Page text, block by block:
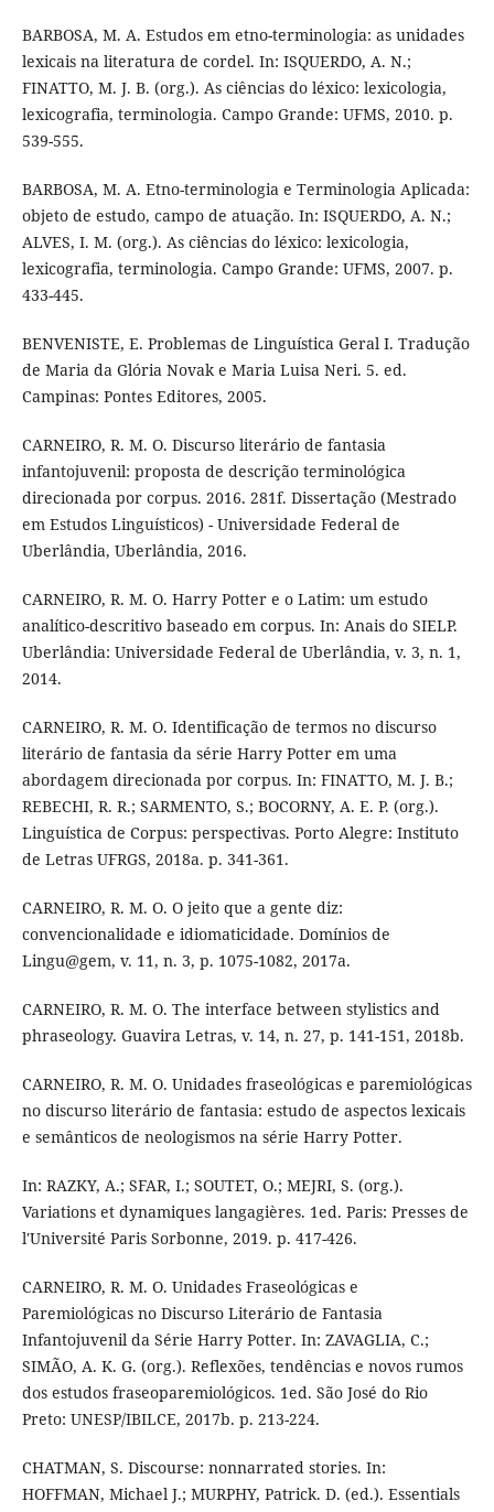
BARBOSA, M. A. Estudos em etno-terminologia: as unidades
lexicais na literatura de cordel. In: ISQUERDO, A. N.;
FINATTO, M. J. B. (org.). As ciências do léxico: lexicologia,
lexicografia, terminologia. Campo Grande: UFMS, 2010. p.
539-555.
BARBOSA, M. A. Etno-terminologia e Terminologia Aplicada:
objeto de estudo, campo de atuação. In: ISQUERDO, A. N.;
ALVES, I. M. (org.). As ciências do léxico: lexicologia,
lexicografia, terminologia. Campo Grande: UFMS, 2007. p.
433-445.
BENVENISTE, E. Problemas de Linguística Geral I. Tradução
de Maria da Glória Novak e Maria Luisa Neri. 5. ed.
Campinas: Pontes Editores, 2005.
CARNEIRO, R. M. O. Discurso literário de fantasia
infantojuvenil: proposta de descrição terminológica
direcionada por corpus. 2016. 281f. Dissertação (Mestrado
em Estudos Linguísticos) - Universidade Federal de
Uberlândia, Uberlândia, 2016.
CARNEIRO, R. M. O. Harry Potter e o Latim: um estudo
analítico-descritivo baseado em corpus. In: Anais do SIELP.
Uberlândia: Universidade Federal de Uberlândia, v. 3, n. 1,
2014.
CARNEIRO, R. M. O. Identificação de termos no discurso
literário de fantasia da série Harry Potter em uma
abordagem direcionada por corpus. In: FINATTO, M. J. B.;
REBECHI, R. R.; SARMENTO, S.; BOCORNY, A. E. P. (org.).
Linguística de Corpus: perspectivas. Porto Alegre: Instituto
de Letras UFRGS, 2018a. p. 341-361.
CARNEIRO, R. M. O. O jeito que a gente diz:
convencionalidade e idiomaticidade. Domínios de
Lingu@gem, v. 11, n. 3, p. 1075-1082, 2017a.
CARNEIRO, R. M. O. The interface between stylistics and
phraseology. Guavira Letras, v. 14, n. 27, p. 141-151, 2018b.
CARNEIRO, R. M. O. Unidades fraseológicas e paremiológicas
no discurso literário de fantasia: estudo de aspectos lexicais
e semânticos de neologismos na série Harry Potter.
In: RAZKY, A.; SFAR, I.; SOUTET, O.; MEJRI, S. (org.).
Variations et dynamiques langagières. 1ed. Paris: Presses de
l'Université Paris Sorbonne, 2019. p. 417-426.
CARNEIRO, R. M. O. Unidades Fraseológicas e
Paremiológicas no Discurso Literário de Fantasia
Infantojuvenil da Série Harry Potter. In: ZAVAGLIA, C.;
SIMÃO, A. K. G. (org.). Reflexões, tendências e novos rumos
dos estudos fraseoparemiológicos. 1ed. São José do Rio
Preto: UNESP/IBILCE, 2017b. p. 213-224.
CHATMAN, S. Discourse: nonnarrated stories. In:
HOFFMAN, Michael J.; MURPHY, Patrick. D. (ed.). Essentials